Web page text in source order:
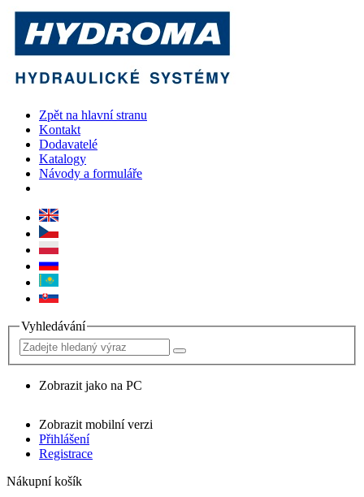
Zpět na hlavní stranu
Kontakt
Dodavatelé
Katalogy
Návody a formuláře
Vyhledávání
Zobrazit jako na PC
Zobrazit mobilní verzi
Přihlášení
Registrace
Nákupní košík